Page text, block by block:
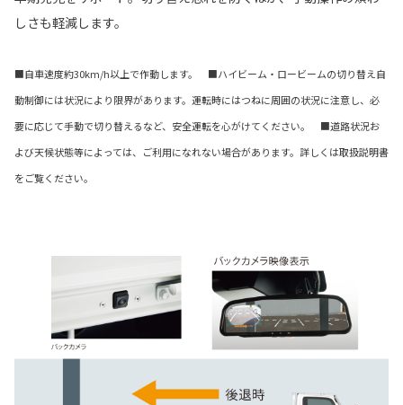
しさも軽減します。
■自車速度約30km/h以上で作動します。 ■ハイビーム・ロービームの切り替え自
動制御には状況により限界があります。運転時にはつねに周囲の状況に注意し、必
要に応じて手動で切り替えるなど、安全運転を心がけてください。 ■道路状況お
よび天候状態等によっては、ご利用になれない場合があります。詳しくは取扱説明書
をご覧ください。